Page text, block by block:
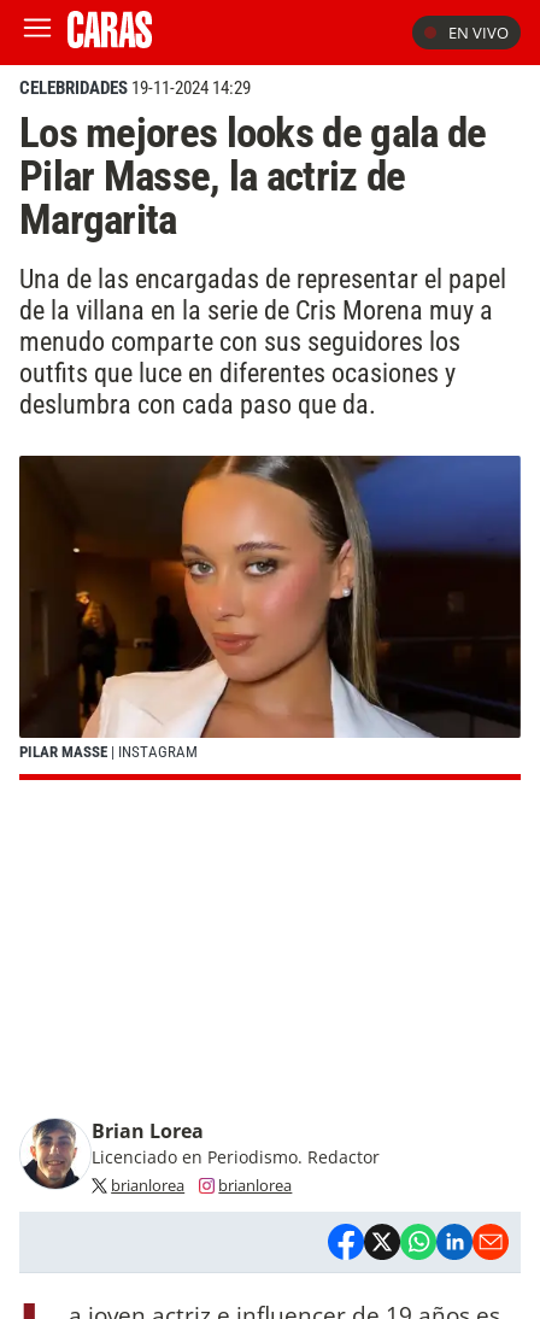
EN VIVO
CELEBRIDADES 19-11-2024 14:29
Los mejores looks de gala de
Pilar Masse, la actriz de
Margarita
Una de las encargadas de representar el papel
de la villana en la serie de Cris Morena muy a
menudo comparte con sus seguidores los
outfits que luce en diferentes ocasiones y
deslumbra con cada paso que da.
PILAR MASSE | INSTAGRAM
Brian Lorea
Licenciado en Periodismo. Redactor
brianlorea brianlorea